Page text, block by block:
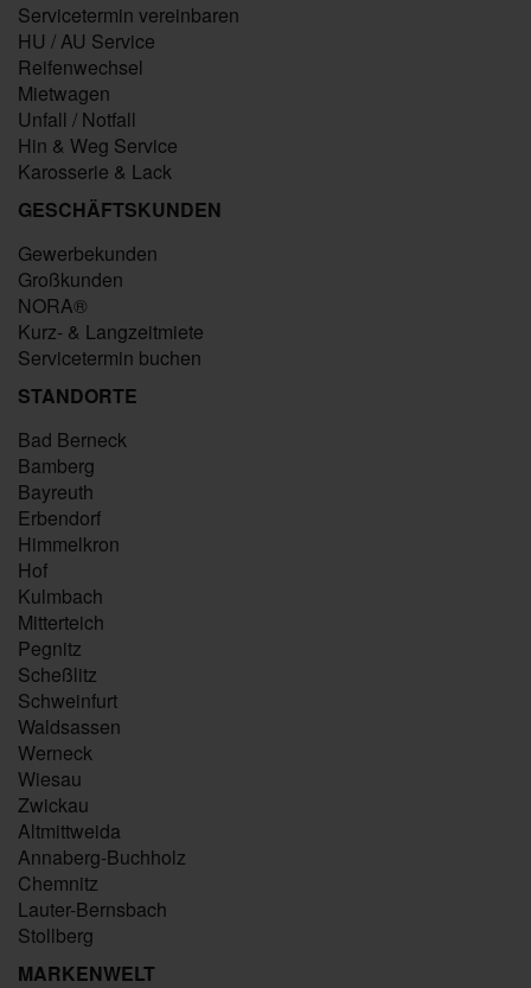
Servicetermin vereinbaren
HU / AU Service
Reifenwechsel
Mietwagen
Unfall / Notfall
Hin & Weg Service
Karosserie & Lack
GESCHÄFTSKUNDEN
Gewerbekunden
Großkunden
NORA®
Kurz- & Langzeitmiete
Servicetermin buchen
STANDORTE
Bad Berneck
Bamberg
Bayreuth
Erbendorf
Himmelkron
Hof
Kulmbach
Mitterteich
Pegnitz
Scheßlitz
Schweinfurt
Waldsassen
Werneck
Wiesau
Zwickau
Altmittweida
Annaberg-Buchholz
Chemnitz
Lauter-Bernsbach
Stollberg
MARKENWELT